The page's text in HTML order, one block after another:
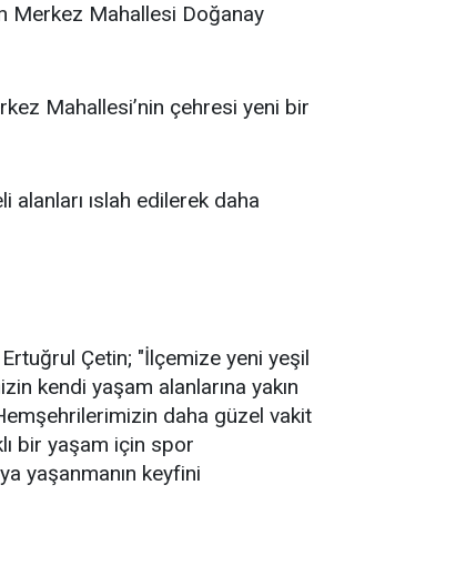
Merkez Mahallesi Doğanay
Mahallesi’nin çehresi yeni bir
alanları ıslah edilerek daha
Çetin; "İlçemize yeni yeşil
kendi yaşam alanlarına yakın
daha güzel vakit
bir yaşam için spor
yaşanmanın keyfini